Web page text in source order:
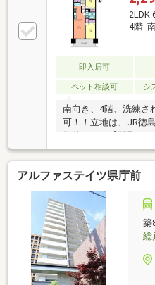
2LDK
4階
即入居可
ペット相談可
シ
南向き、4階、洗練さ
可！！立地は、JR徳
る空間。・玄関には
ともに6.0帖以上（玄
室）。・キッチン＆
環境】新町川の遊歩
歩圏内です。【周辺
分）・内町小学校
968m(徒歩約13分)・
目店174m(徒歩約3分)
アルファステイツ県庁前
築
総